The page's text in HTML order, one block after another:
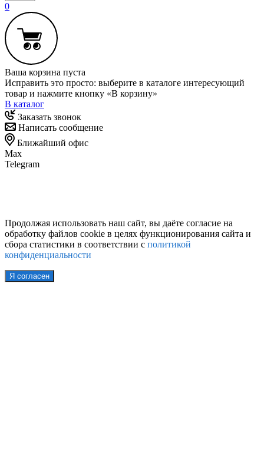
0
Ваша корзина пуста
Исправить это просто: выберите в каталоге интересующий
товар и нажмите кнопку «В корзину»
В каталог
Заказать звонок
Написать сообщение
Ближайший офис
Max
Telegram
Продолжая использовать наш сайт, вы даёте согласие на
обработку файлов cookie в целях функционирования сайта и
сбора статистики в соответствии с политикой
конфиденциальности
Я согласен